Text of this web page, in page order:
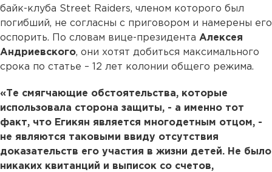
байк-клуба Street Raiders, членом которого был
погибший, не согласны с приговором и намерены его
оспорить. По словам вице-президента Алексея
Андриевского, они хотят добиться максимального
срока по статье – 12 лет колонии общего режима.
«Те смягчающие обстоятельства, которые
использовала сторона защиты, - а именно тот
факт, что Егикян является многодетным отцом, -
не являются таковыми ввиду отсутствия
доказательств его участия в жизни детей. Не было
никаких квитанций и выписок со счетов,